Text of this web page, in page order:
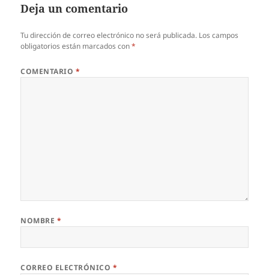
Deja un comentario
Tu dirección de correo electrónico no será publicada. Los campos
obligatorios están marcados con*
COMENTARIO *
NOMBRE *
CORREO ELECTRÓNICO *